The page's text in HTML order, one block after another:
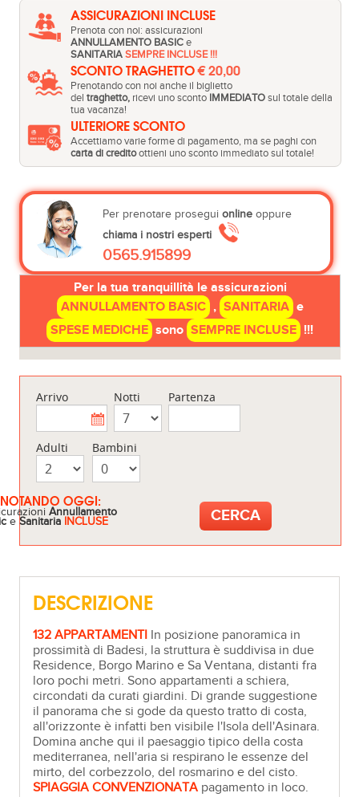
ASSICURAZIONI INCLUSE
Prenota con noi: assicurazioni
ANNULLAMENTO BASIC e
SANITARIA SEMPRE INCLUSE !!!
SCONTO TRAGHETTO€ 20,00
Prenotando con noi anche il biglietto
del traghetto, ricevi uno sconto IMMEDIATO sul totale della
tua vacanza!
ULTERIORE SCONTO
Accettiamo varie forme di pagamento, ma se paghi con
carta di creditoottieni uno sconto immediato sul totale!
Per prenotare prosegui onlineoppure
chiama i nostri esperti
0565.915899
Per la tua tranquillità le assicurazioni
ANNULLAMENTO BASIC , SANITARIA e
SPESE MEDICHE sono SEMPRE INCLUSE !!!
Arrivo Notti Partenza
Adulti Bambini
OGGI:
Annullamento
eSanitaria INCLUSE
DESCRIZIONE
132 APPARTAMENTI In posizione panoramica in
prossimità di Badesi, la struttura è suddivisa in due
Residence, Borgo Marino e Sa Ventana, distanti fra
loro pochi metri. Sono appartamenti a schiera,
circondati da curati giardini. Di grande suggestione
il panorama che si gode da questo tratto di costa,
all'orizzonte è infatti ben visibile l'Isola dell'Asinara.
Domina anche qui il paesaggio tipico della costa
mediterranea, nell'aria si respirano le essenze del
mirto, del corbezzolo, del rosmarino e del cisto.
SPIAGGIA CONVENZIONATA pagamento in loco.